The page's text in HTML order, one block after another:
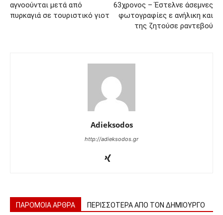
αγνοούνται μετά από
πυρκαγιά σε τουριστικό γιοτ
63χρονος – Έστελνε άσεμνες
φωτογραφίες ε ανήλικη και
της ζητούσε ραντεβού
Adieksodos
http://adieksodos.gr
ΠΑΡΟΜΟΙΑ ΑΡΘΡΑ ΠΕΡΙΣΣΟΤΕΡΑ ΑΠΟ ΤΟΝ ΔΗΜΙΟΥΡΓΟ